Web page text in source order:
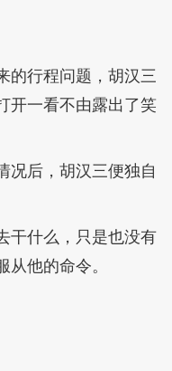
的行程问题，胡汉三
开一看不由露出了笑
况后，胡汉三便独自
干什么，只是也没有
他的命令。